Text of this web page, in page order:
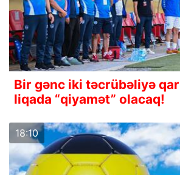
Bir gənc iki təcrübəliyə
liqada “qiyamət” olacaq!
18:10